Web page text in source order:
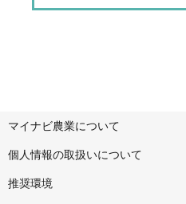
マイナビ農業について
個人情報の取扱いについて
推奨環境